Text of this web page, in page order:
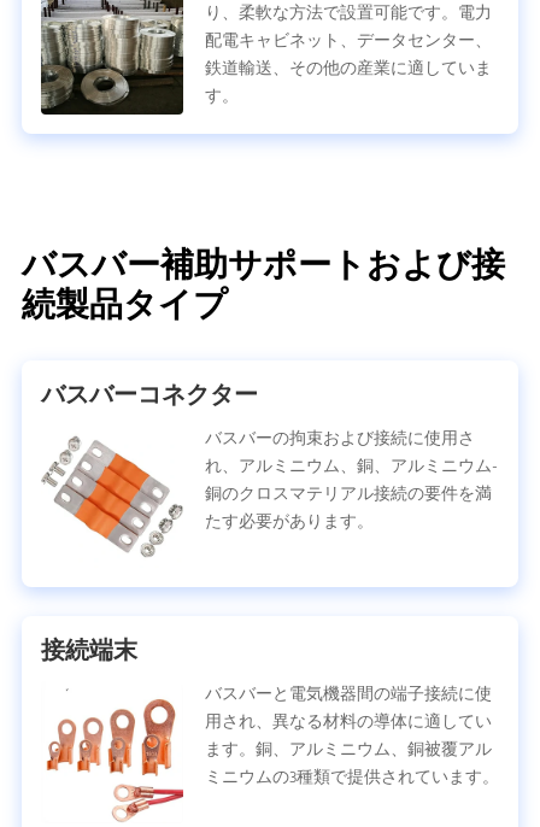
り、柔軟な方法で設置可能です。電力
配電キャビネット、データセンター、
鉄道輸送、その他の産業に適していま
す。
バスバー補助サポートおよび接
続製品タイプ
バスバーコネクター
バスバーの拘束および接続に使用さ
れ、アルミニウム、銅、アルミニウム-
銅のクロスマテリアル接続の要件を満
たす必要があります。
接続端末
バスバーと電気機器間の端子接続に使
用され、異なる材料の導体に適してい
ます。銅、アルミニウム、銅被覆アル
ミニウムの3種類で提供されています。